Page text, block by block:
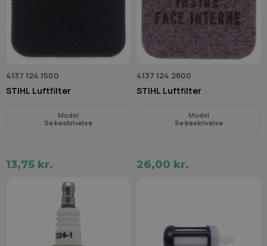
4137 124 1500
STIHL Luftfilter
Model
Se beskrivelse
13,75 kr.
4137 124 2800
STIHL Luftfilter
Model
Se beskrivelse
26,00 kr.